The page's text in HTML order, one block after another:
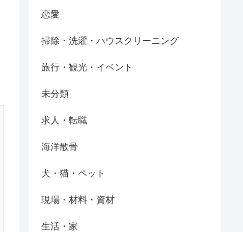
恋愛
掃除・洗濯・ハウスクリーニング
旅行・観光・イベント
未分類
求人・転職
海洋散骨
犬・猫・ペット
現場・材料・資材
生活・家